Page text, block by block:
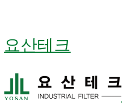
요산테크